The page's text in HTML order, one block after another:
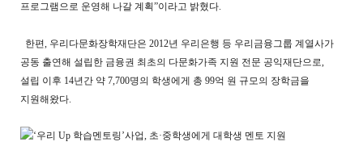
프로그램으로 운영해 나갈 계획”이라고 밝혔다.
한편, 우리다문화장학재단은 2012년 우리은행 등 우리금융그룹 계열사가
공동 출연해 설립한 금융권 최초의 다문화가족 지원 전문 공익재단으로,
설립 이후 14년간 약 7,700명의 학생에게 총 99억 원 규모의 장학금을
지원해왔다.